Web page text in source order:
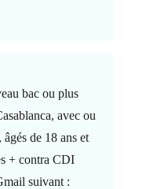
bac ou plus
avec ou
de 18 ans et
+ contra CDI
suivant :